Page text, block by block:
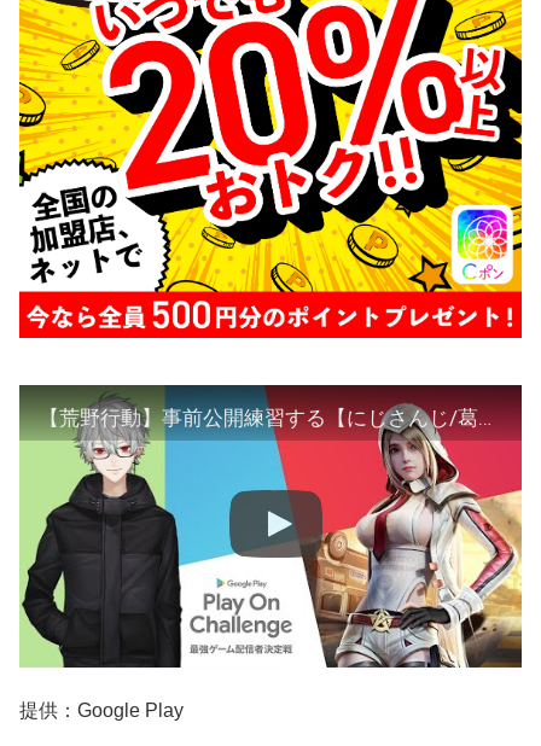
【荒野行動】事前公開練習する【にじさんじ/葛葉】
提供：Google Play